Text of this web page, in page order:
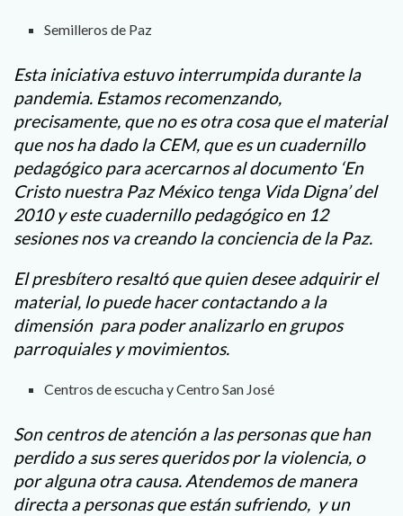
Semilleros de Paz
Esta iniciativa estuvo interrumpida durante la
pandemia. Estamos recomenzando,
precisamente, que no es otra cosa que el material
que nos ha dado la CEM, que es un cuadernillo
pedagógico para acercarnos al documento ‘En
Cristo nuestra Paz México tenga Vida Digna’ del
2010 y este cuadernillo pedagógico en 12
sesiones nos va creando la conciencia de la Paz.
El presbítero resaltó que quien desee adquirir el
material, lo puede hacer contactando a la
dimensión para poder analizarlo en grupos
parroquiales y movimientos.
Centros de escucha y Centro San José
Son centros de atención a las personas que han
perdido a sus seres queridos por la violencia, o
por alguna otra causa. Atendemos de manera
directa a personas que están sufriendo, y un